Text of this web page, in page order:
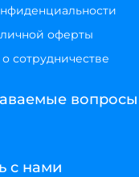
оферты
сотрудничестве
вопросы
с нами